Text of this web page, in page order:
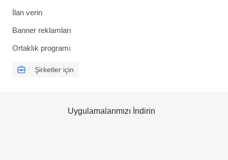
İlan verin
Banner reklamları
Ortaklık programı
Şirketler için
Uygulamalarımızı İndirin